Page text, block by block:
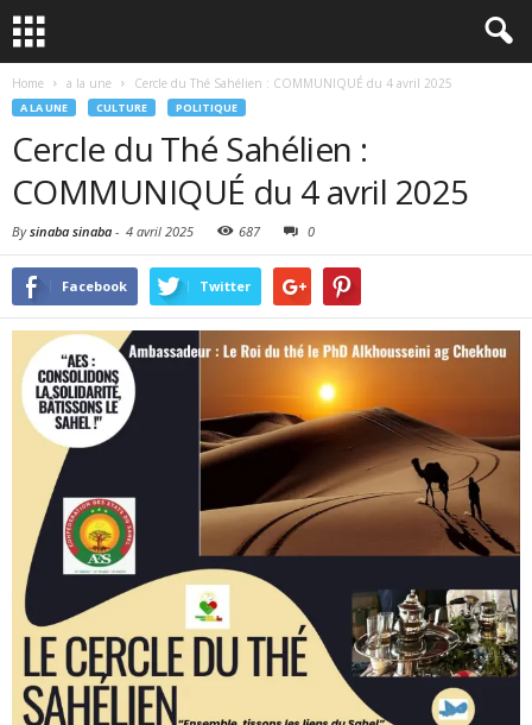
Home a la une Cercle du Thé Sahélien : COMMUNIQUÉ du 4 avril 2025
A LA UNE CULTURE POLITIQUE
Cercle du Thé Sahélien :
COMMUNIQUÉ du 4 avril 2025
Bysinaba sinaba - 4 avril 2025 687 0
Facebook Twitter